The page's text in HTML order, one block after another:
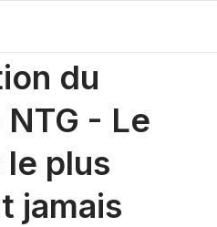
NTG – Le VideoMic Le Plus
du
- Le
plus
jamais